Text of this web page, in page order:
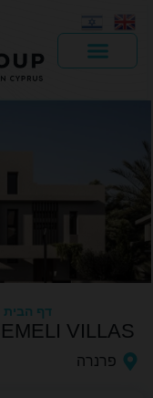
דף הבית
VILLAS
פרנרה